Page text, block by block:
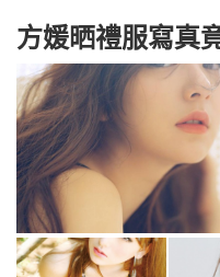
方媛晒禮服寫真